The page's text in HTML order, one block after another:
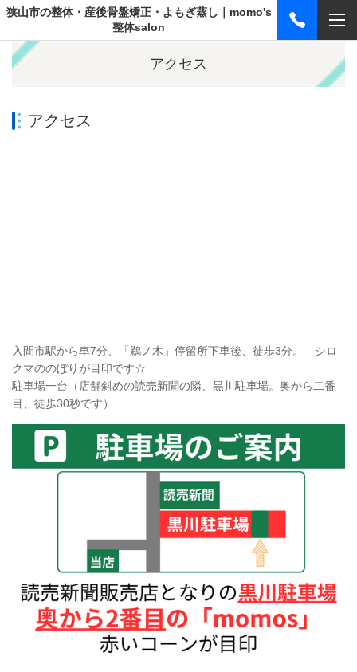
狭山市の整体・産後骨盤矯正・よもぎ蒸し｜momo's
整体salon
アクセス
アクセス
入間市駅から車7分、「鵜ノ木」停留所下車後、徒歩3分。 シロ
クマののぼりが目印です☆
駐車場一台（店舗斜めの読売新聞の隣、黒川駐車場。奥から二番
目、徒歩30秒です）